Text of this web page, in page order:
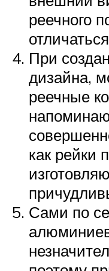
реечного
При
дизайна,
реечные
как рейки
Сами по